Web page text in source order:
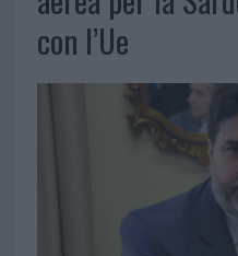
con l’Ue